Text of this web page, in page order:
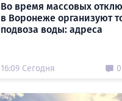
Во время массовых
в Воронеже организуют
подвоза воды: адреса
16:09 Сегодня 0